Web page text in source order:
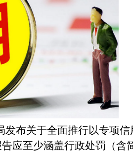
布关于全面推行以专项信
应至少涵盖行政处罚（含